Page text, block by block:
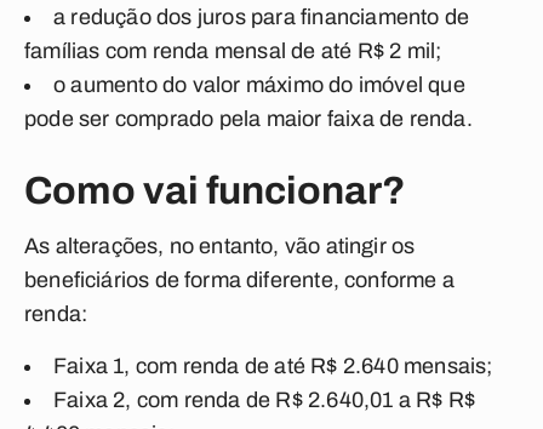
a redução dos juros para financiamento de
famílias com renda mensal de até R$ 2 mil;
o aumento do valor máximo do imóvel que
pode ser comprado pela maior faixa de renda.
Como vai funcionar?
As alterações, no entanto, vão atingir os
beneficiários de forma diferente, conforme a
renda:
Faixa 1, com renda de até R$ 2.640 mensais;
Faixa 2, com renda de R$ 2.640,01 a R$ R$